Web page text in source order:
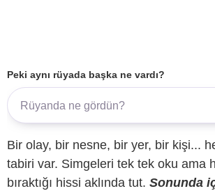
Peki aynı rüyada başka ne vardı?
Bir olay, bir nesne, bir yer, bir kişi...
tabiri var. Simgeleri tek tek oku ama
bıraktığı hissi aklında tut. Sonunda